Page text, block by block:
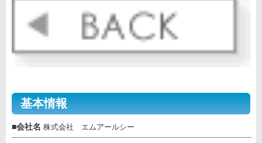
基本情報
■会社名 株式会社 エムアールシー